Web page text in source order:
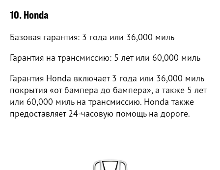
10. Honda
Базовая гарантия: 3 года или 36,000 миль
Гарантия на трансмиссию: 5 лет или 60,000 миль
Гарантия Honda включает 3 года или 36,000 миль
покрытия «от бампера до бампера», а также 5 лет
или 60,000 миль на трансмиссию. Honda также
предоставляет 24-часовую помощь на дороге.